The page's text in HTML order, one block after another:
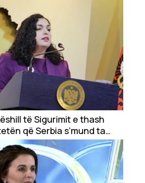
të Sigurimit e thash
që Serbia s’mund ta